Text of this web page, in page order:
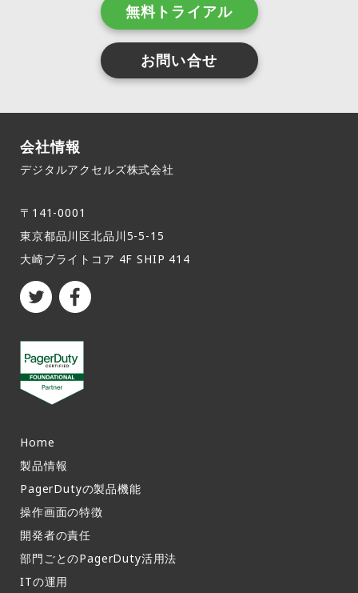
無料トライアル
お問い合せ
会社情報
デジタルアクセルズ株式会社
〒141-0001
東京都品川区北品川5-5-15​
大崎ブライトコア 4F SHIP 414
Home
製品情報​
PagerDutyの製品機能​
操作画面の特徴​
開発者の責任
部門ごとのPagerDuty活用法​
ITの運用​